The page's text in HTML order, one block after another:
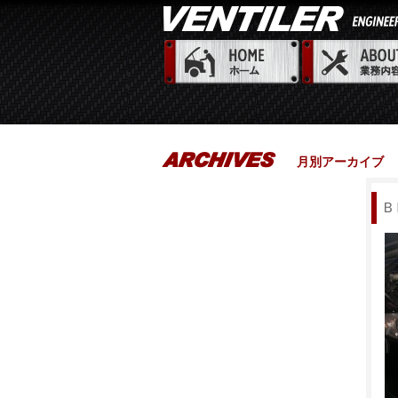
月別アーカイブ